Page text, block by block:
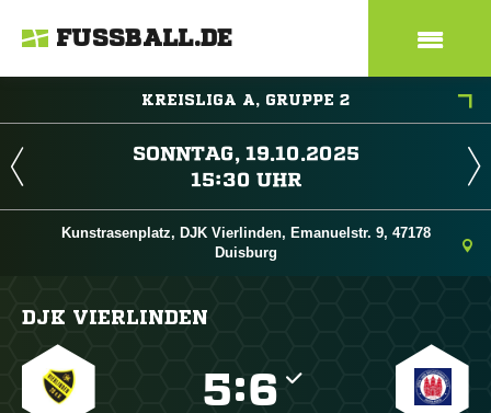
FUSSBALL.DE
KREISLIGA A, GRUPPE 2
 
 
Kunstrasenplatz, DJK Vierlinden, Emanuelstr. 9, 47178
Duisburg
DJK VIERLINDEN
: